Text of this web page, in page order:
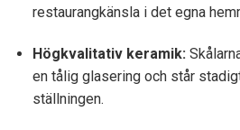
restaurangkänsla i det egna
Högkvalitativ keramik:
en tålig glasering och står
ställningen.